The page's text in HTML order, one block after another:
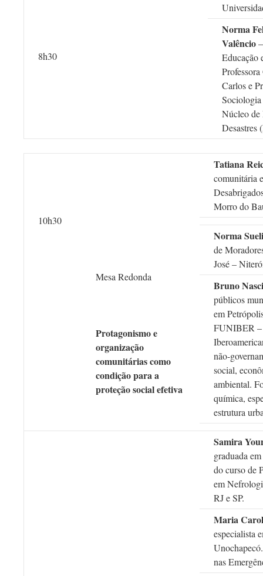
8h30
Norma
Valêncio
Educação
Carlos e
Núcleo de
Desastres
10h30
Mesa Redonda
Protagonismo e
organização
comunitárias como
condição para a
proteção social efetiva
Tatiana
comunitária
Morro do
Norma
de
José –
Bruno
públicos
em
FUNIBER –
não-
social,
ambiental.
química,
estrutura
Samira
graduada
do curso de
em
RJ e SP.
Maria
especialista
nas